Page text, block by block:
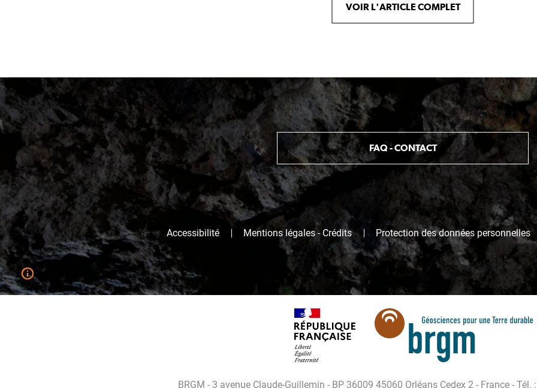
VOIR L'ARTICLE COMPLET
FAQ - CONTACT
Accessibilité Mentions légales - Crédits Protection des données personnelles
BRGM - 3 avenue Claude-Guillemin - BP 36009 45060 Orléans Cedex 2 - France -